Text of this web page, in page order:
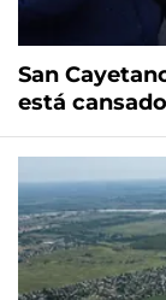
San
está